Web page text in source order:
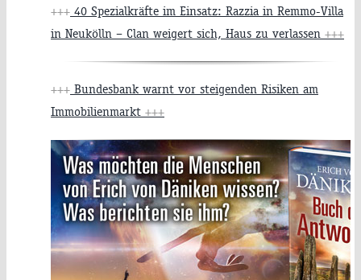
+++ 40 Spezialkräfte im Einsatz: Razzia in Remmo-Villa
in Neukölln – Clan weigert sich, Haus zu verlassen +++
+++ Bundesbank warnt vor steigenden Risiken am
Immobilienmarkt +++